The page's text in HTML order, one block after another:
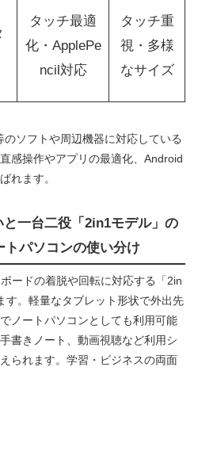
タッチ最適
化・ApplePe
ncil対応
タッチ重
視・多様
なサイズ
ソフトや周辺機器に対応している
感操作やアプリの最適化、Android
れます。
と一台二役「2in1モデル」の
パソコンの使い分け
ードの着脱や回転に対応する「2in
す。軽量なタブレット形状で外出先
ノートパソコンとしても利用可能
書きノート、動画視聴など利用シ
られます。学習・ビジネスの両面